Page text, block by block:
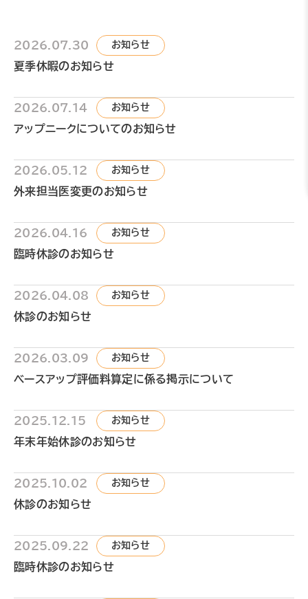
2026.07.30 お知らせ
夏季休暇のお知らせ
2026.07.14 お知らせ
アップニークについてのお知らせ
2026.05.12 お知らせ
外来担当医変更のお知らせ
2026.04.16 お知らせ
臨時休診のお知らせ
2026.04.08 お知らせ
休診のお知らせ
2026.03.09 お知らせ
ベースアップ評価料算定に係る掲示について
2025.12.15 お知らせ
年末年始休診のお知らせ
2025.10.02 お知らせ
休診のお知らせ
2025.09.22 お知らせ
臨時休診のお知らせ